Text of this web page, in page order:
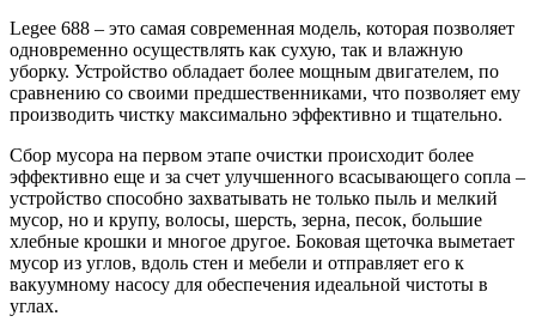
Legee 688 – это самая современная модель, которая позволяет
одновременно осуществлять как сухую, так и влажную
уборку. Устройство обладает более мощным двигателем, по
сравнению со своими предшественниками, что позволяет ему
производить чистку максимально эффективно и тщательно.
Сбор мусора на первом этапе очистки происходит более
эффективно еще и за счет улучшенного всасывающего сопла –
устройство способно захватывать не только пыль и мелкий
мусор, но и крупу, волосы, шерсть, зерна, песок, большие
хлебные крошки и многое другое. Боковая щеточка выметает
мусор из углов, вдоль стен и мебели и отправляет его к
вакуумному насосу для обеспечения идеальной чистоты в
углах.